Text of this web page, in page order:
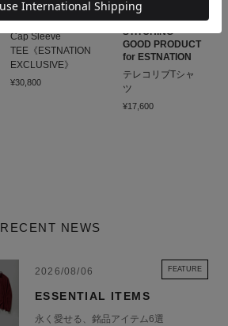
NICENICE
MOMENT
Cap Sleeve
TEE《ESTNATION
EXCLUSIVE》
¥30,800
GOOD PEOPLE
GOOD
STITCHING
GOOD PRODUCT
for ESTNATION
テレコリブTシャ
ツ
¥17,600
RECENT NEWS
2026/08/06 FEATURE
ESSENTIAL ITEMS
永く愛せる、銘品アイテム6選